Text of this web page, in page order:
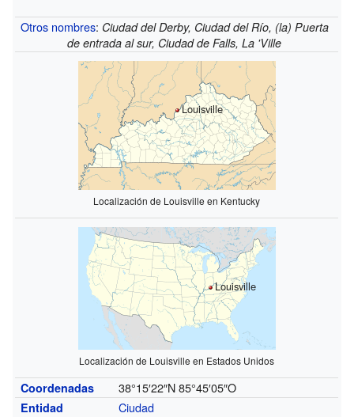
Otros nombres: Ciudad del Derby, Ciudad del Río, (la) Puerta
de entrada al sur, Ciudad de Falls, La 'Ville
Louisville
Localización de Louisville en Kentucky
Louisville
Localización de Louisville en Estados Unidos
Coordenadas 38°15′22″N 85°45′05″O
Entidad
Ciudad